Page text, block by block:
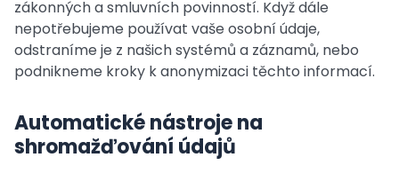
zákonných a smluvních povinností. Když dále
nepotřebujeme používat vaše osobní údaje,
odstraníme je z našich systémů a záznamů, nebo
podnikneme kroky k anonymizaci těchto informací.
Automatické nástroje na
shromažďování údajů